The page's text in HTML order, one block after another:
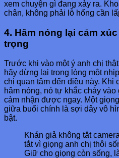
xem chuyện gì đang xảy ra.
chân, không phải lỗ hổng cần
4. Hâm nóng lại cảm
trọng
Trước khi vào một ý anh chị
hãy dừng lại trong lòng một
chị quan tâm đến điều này. Khi
hâm nóng, nó tự khắc chảy
cảm nhận được ngay. Một
giữa buổi chính là sợi dây vô
bật.
Khán giả không tắt
tắt vì giọng anh chị thôi
Giữ cho giọng còn sống,